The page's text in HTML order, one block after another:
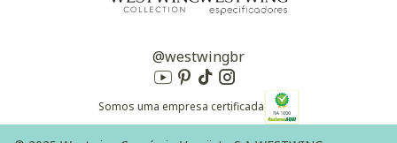
@westwingbr
Somos uma empresa certificada